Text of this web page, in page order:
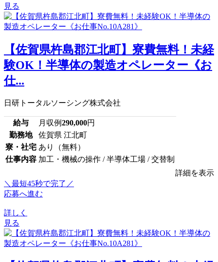
見る
【佐賀県杵島郡江北町】寮費無料！未経
験OK！半導体の製造オペレーター《お
仕...
日研トータルソーシング株式会社
給与 月収例290,000円
勤務地
佐賀県 江北町
寮・社宅 あり（無料）
仕事内容 加工・機械の操作 / 半導体工場 / 交替制
詳細を表示
＼最短45秒で完了／
応募へ進む
詳しく
見る